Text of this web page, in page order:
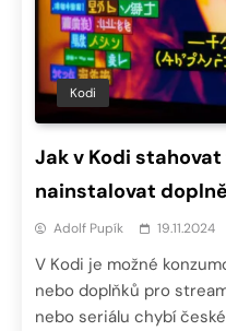
Kodi
Jak v Kodi
nainstalovat
Adolf Pupík 19.11.2024
V Kodi je možné
nebo doplňků pro
nebo seriálu chybí